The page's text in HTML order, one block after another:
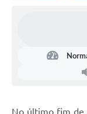
No último fim de